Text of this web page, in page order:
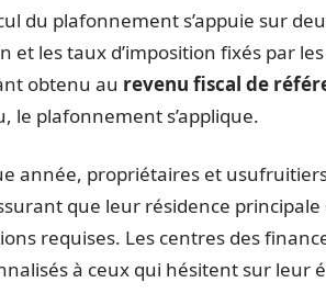
du plafonnement s’appuie sur
et les taux d’imposition fixés par
obtenu au revenu fiscal de
le plafonnement s’applique.
année, propriétaires et
que leur résidence
requises. Les centres des
à ceux qui hésitent sur leur